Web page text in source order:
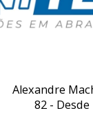
Alexandre
82 -